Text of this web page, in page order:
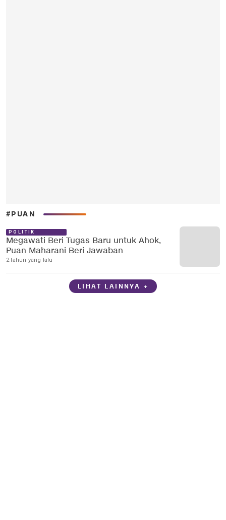
#PUAN
POLITIK
Megawati Beri Tugas Baru untuk Ahok,
Puan Maharani Beri Jawaban
2 tahun yang lalu
LIHAT LAINNYA +